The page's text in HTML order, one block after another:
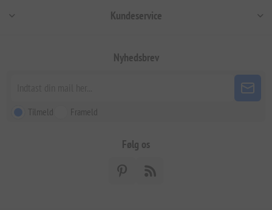
Kundeservice
Nyhedsbrev
Tilmeld Frameld
Følg os